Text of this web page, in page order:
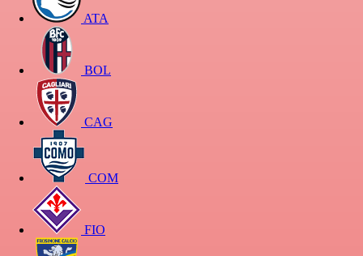
ATA
BOL
CAG
COM
FIO